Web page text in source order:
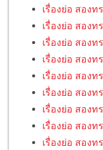
เรื่องย่อ สองท
เรื่องย่อ สองท
เรื่องย่อ สองท
เรื่องย่อ สองท
เรื่องย่อ สองท
เรื่องย่อ สองท
เรื่องย่อ สองท
เรื่องย่อ สองท
เรื่องย่อ สองท